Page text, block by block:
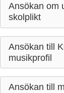
Ansökan om
skolplikt
Ansökan till
musikprofil
Ansökan till